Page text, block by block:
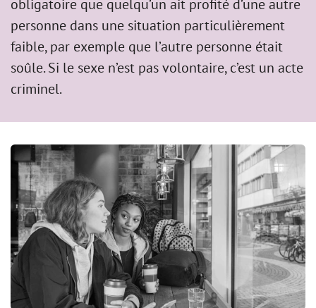
obligatoire que quelqu’un ait profité d’une autre
personne dans une situation particulièrement
faible, par exemple que l’autre personne était
soûle. Si le sexe n’est pas volontaire, c’est un acte
criminel.